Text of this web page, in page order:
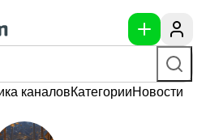
каналовКатегорииНовости